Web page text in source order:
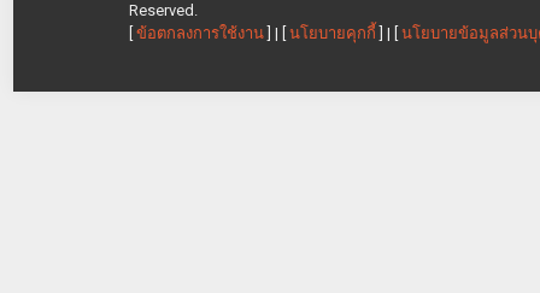
Reserved.
ข้อตกลงการใช้งาน ] | [ นโยบายคุกกี้ ] | [ นโยบายข้อมูลส่วน